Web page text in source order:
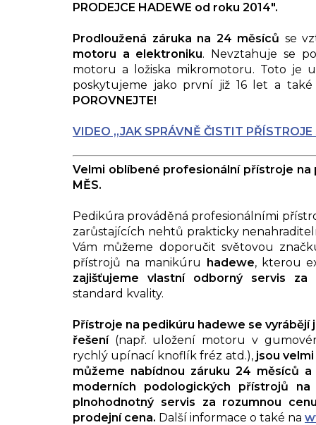
PRODEJCE HADEWE od roku 2014".
Prodloužená záruka na 24 měsíců se
motoru a elektroniku. Nevztahuje se
motoru a ložiska mikromotoru. Toto je
poskytujeme jako první již 16 let a také
POROVNEJTE!
VIDEO ,,JAK SPRÁVNĚ ČISTIT
Velmi oblíbené profesionální přístroje na
MĚS.
Pedikúra prováděná profesionálními
zarůstajících nehtů prakticky
Vám můžeme doporučit světovou
přístrojů na manikúru hadewe, kterou
zajišťujeme vlastní odborný servis za
standard kvality.
Přístroje na pedikúru hadewe se
řešení(např. uložení motoru v
rychlý upínací knoflík fréz atd.), jsou
můžeme nabídnou záruku 24 měsíců
moderních podologických přístrojů
plnohodnotný servis za rozumnou
prodejní cena. Další informace o také na